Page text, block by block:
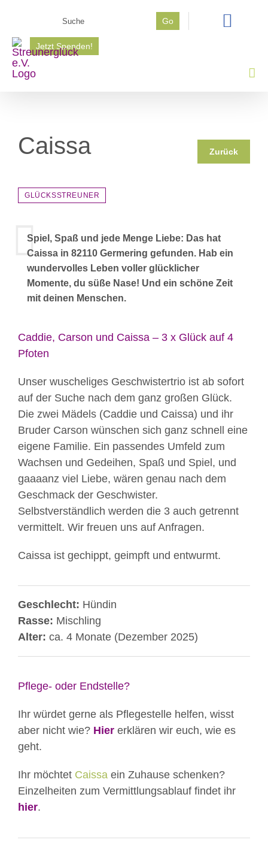
springen
Go
Jetzt Spenden!
Caissa Zurück
GLÜCKSSTREUNER
Spiel, Spaß und jede Menge Liebe: Das hat
Caissa in 82110 Germering gefunden. Hab ein
wundervolles Leben voller glücklicher
Momente, du süße Nase! Und ein schöne Zeit
mit deinen Menschen.
Caddie, Carson und Caissa – 3 x Glück auf 4
Pfoten
Unser wuscheliges Geschwistertrio ist ab sofort
auf der Suche nach dem ganz großen Glück.
Die zwei Mädels (Caddie und Caissa) und ihr
Bruder Carson wünschen sich ganz schnell eine
eigene Familie. Ein passendes Umfeld zum
Wachsen und Gedeihen, Spaß und Spiel, und
gaaaanz viel Liebe, wären genau nach dem
Geschmack der Geschwister.
Selbstverständlich werden die 3 auch getrennt
vermittelt. Wir freuen uns auf Anfragen.
Caissa ist gechippt, geimpft und entwurmt.
Geschlecht: Hündin
Rasse: Mischling
Alter: ca. 4 Monate (Dezember 2025)
Pflege- oder Endstelle?
Ihr würdet gerne als Pflegestelle helfen, wisst
aber nicht wie? Hier erklären wir euch, wie es
geht.
Ihr möchtet Caissa ein Zuhause schenken?
Einzelheiten zum Vermittlungsablauf findet ihr
hier.